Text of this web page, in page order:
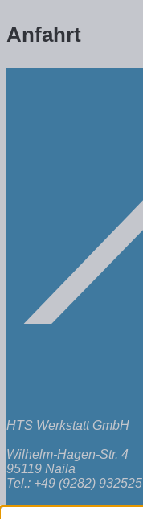
Anfahrt
HTS Werkstatt GmbH
Wilhelm-Hagen-Str. 4
95119 Naila
Tel.: +49 (9282) 932525